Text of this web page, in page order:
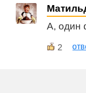
А, один
2